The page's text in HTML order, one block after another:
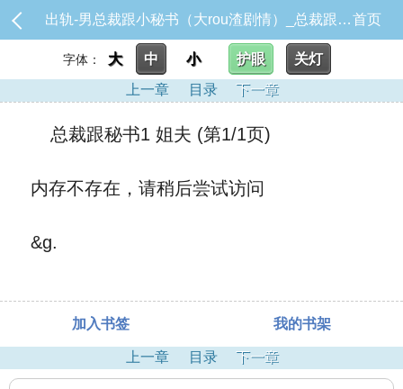
出轨-男总裁跟小秘书（大rou渣剧情）_总裁跟秘书1 姐夫首页
字体： 大 中 小 护眼
关灯
上一章
目录 下一章
总裁跟秘书1 姐夫 (第1/1页)
内存不存在，请稍后尝试访问
&g.
加入书签 我的书架
上一章 目录 下一章